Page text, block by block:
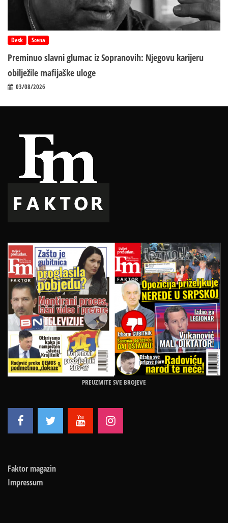
Desk Scena
Preminuo slavni glumac iz Sopranovih: Njegovu karijeru
obilježile mafijaške uloge
03/08/2026
PREUZMITE SVE BROJEVE
Faktor magazin
Impressum